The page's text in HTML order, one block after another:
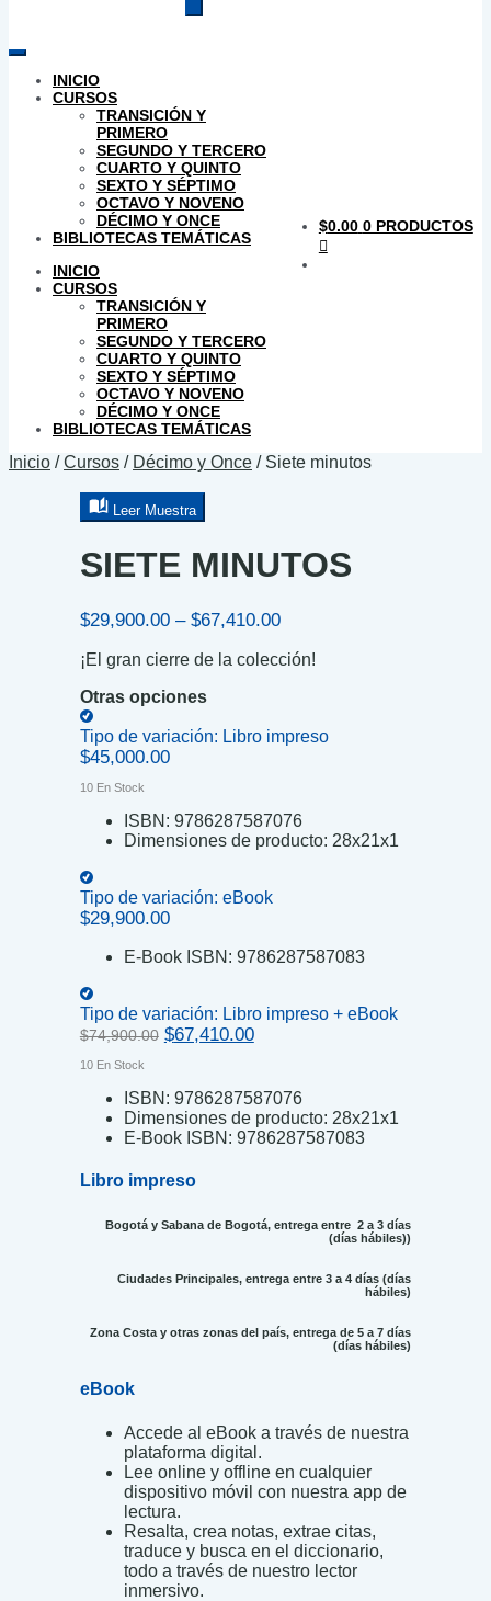
productos
INICIO
CURSOS
TRANSICIÓN Y
PRIMERO
SEGUNDO Y TERCERO
CUARTO Y QUINTO
SEXTO Y SÉPTIMO
OCTAVO Y NOVENO
DÉCIMO Y ONCE
BIBLIOTECAS TEMÁTICAS
INICIO
CURSOS
TRANSICIÓN Y
PRIMERO
SEGUNDO Y TERCERO
CUARTO Y QUINTO
SEXTO Y SÉPTIMO
OCTAVO Y NOVENO
DÉCIMO Y ONCE
BIBLIOTECAS TEMÁTICAS
$0.00 0 PRODUCTOS
Inicio /Cursos / Décimo y Once / Siete minutos
Leer Muestra
SIETE MINUTOS
$29,900.00 – $67,410.00Price
$29,900.00
¡El gran cierre de la colección!
Otras opciones
Tipo de variación: Libro impreso
$45,000.00
10 En Stock
ISBN: 9786287587076
Dimensiones de producto: 28x21x1
Tipo de variación: eBook
$29,900.00
E-Book ISBN: 9786287587083
Tipo de variación: Libro impreso + eBook
$74,900.00 Original
$74,900.00.
$67,410.00Current
$67,410.00.
10 En Stock
ISBN: 9786287587076
Dimensiones de producto: 28x21x1
E-Book ISBN: 9786287587083
Libro impreso
Bogotá y Sabana de Bogotá, entrega entre 2 a 3 días
(días hábiles))
Ciudades Principales, entrega entre 3 a 4 días (días
hábiles)
Zona Costa y otras zonas del país, entrega de 5 a 7 días
(días hábiles)
eBook
Accede al eBook a través de nuestra
plataforma digital.
Lee online y offline en cualquier
dispositivo móvil con nuestra app de
lectura.
Resalta, crea notas, extrae citas,
traduce y busca en el diccionario,
todo a través de nuestro lector
inmersivo.